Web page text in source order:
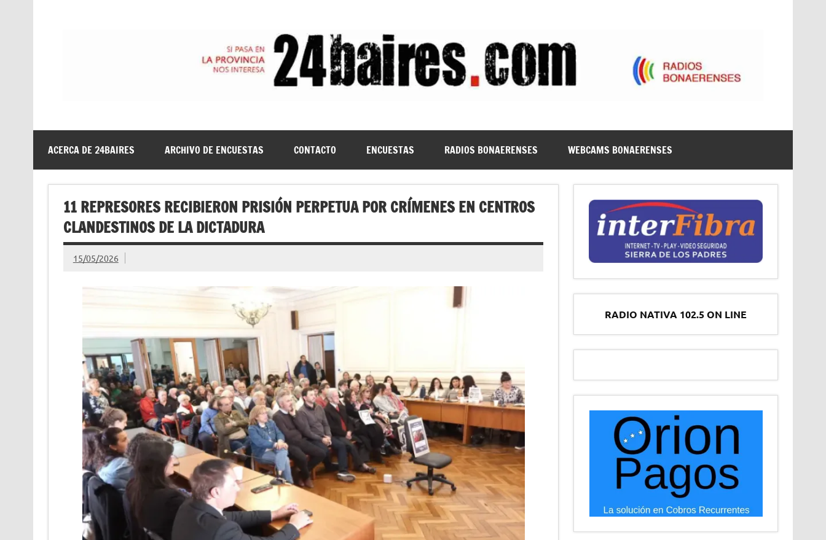
ACERCA DE 24BAIRES ARCHIVO DE ENCUESTAS CONTACTO ENCUESTAS RADIOS BONAERENSES WEBCAMS BONAERENSES
11 REPRESORES RECIBIERON PRISIÓN PERPETUA POR CRÍMENES EN CENTROS
CLANDESTINOS DE LA DICTADURA
15/05/2026
RADIO NATIVA 102.5 ON LINE